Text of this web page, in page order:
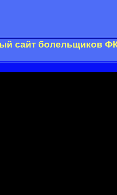
сайт болельщиков